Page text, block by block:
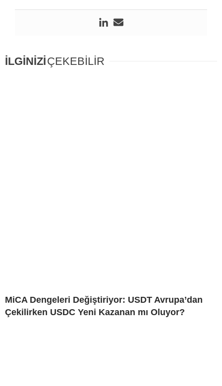
İLGİNİZİÇEKEBİLİR
MiCA Dengeleri Değiştiriyor: USDT Avrupa’dan
Çekilirken USDC Yeni Kazanan mı Oluyor?